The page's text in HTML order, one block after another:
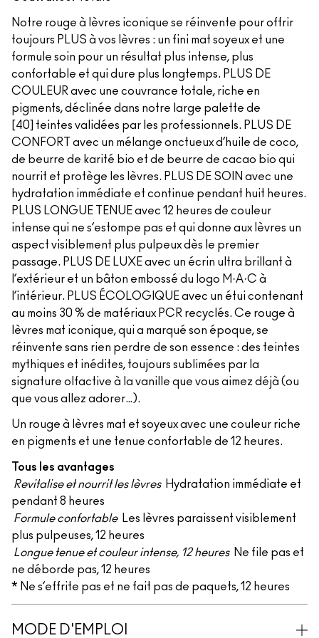
Notre rouge à lèvres iconique se réinvente pour offrir
toujours PLUS à vos lèvres : un fini mat soyeux et une
formule soin pour un résultat plus intense, plus
confortable et qui dure plus longtemps. PLUS DE
COULEUR avec une couvrance totale, riche en
pigments, déclinée dans notre large palette de
[40] teintes validées par les professionnels. PLUS DE
CONFORT avec un mélange onctueux d’huile de coco,
de beurre de karité bio et de beurre de cacao bio qui
nourrit et protège les lèvres. PLUS DE SOIN avec une
hydratation immédiate et continue pendant huit heures.
PLUS LONGUE TENUE avec 12 heures de couleur
intense qui ne s’estompe pas et qui donne aux lèvres un
aspect visiblement plus pulpeux dès le premier
passage. PLUS DE LUXE avec un écrin ultra brillant à
l’extérieur et un bâton embossé du logo M·A·C à
l’intérieur. PLUS ÉCOLOGIQUE avec un étui contenant
au moins 30 % de matériaux PCR recyclés. Ce rouge à
lèvres mat iconique, qui a marqué son époque, se
réinvente sans rien perdre de son essence : des teintes
mythiques et inédites, toujours sublimées par la
signature olfactive à la vanille que vous aimez déjà (ou
que vous allez adorer…).
Un rouge à lèvres mat et soyeux avec une couleur riche
en pigments et une tenue confortable de 12 heures.
Tous les avantages
Revitalise et nourrit les lèvres Hydratation immédiate et
pendant 8 heures
Formule confortable Les lèvres paraissent visiblement
plus pulpeuses, 12 heures
Longue tenue et couleur intense, 12 heures Ne file pas et
ne déborde pas, 12 heures
* Ne s’effrite pas et ne fait pas de paquets, 12 heures
MODE D'EMPLOI